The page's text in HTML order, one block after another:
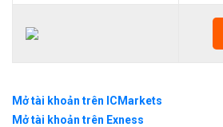
Mở tài khoản trên ICMarkets
Mở tài khoản trên Exness